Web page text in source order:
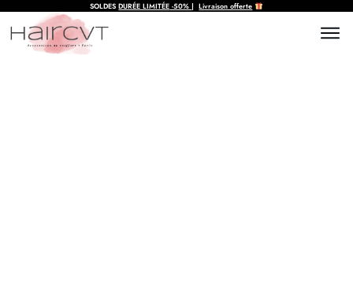
SOLDESDURÉE LIMITÉE -50% |Livraison offerte